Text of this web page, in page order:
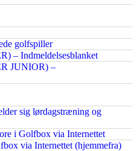
golfspiller
– Indmeldelsesblanket
JUNIOR) –
sig lørdagstræning og
i Golfbox via Internettet
via Internettet (hjemmefra)